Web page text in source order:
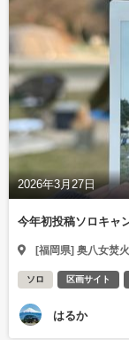
2026年3月27日
今年初投稿ソロキャ
[福岡県] 奥八女焚
ソロ 区画サイト
はるか